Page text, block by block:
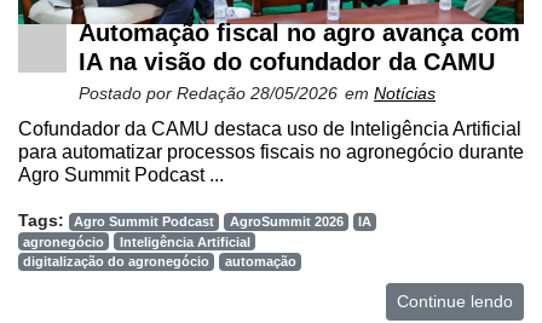
Recursos
Hídricos
Membros
Liberali
Netrin
Néctar
Tecprime
Automação fiscal no agro avança com
IA na visão do cofundador da CAMU
Postado por Redação 28/05/2026 em Notícias
Cofundador da CAMU destaca uso de Inteligência Artificial
para automatizar processos fiscais no agronegócio durante
Agro Summit Podcast ...
Tags: Agro Summit Podcast AgroSummit 2026
IA
agronegócio
Inteligência Artificial
digitalização do agronegócio
automação
Continue lendo